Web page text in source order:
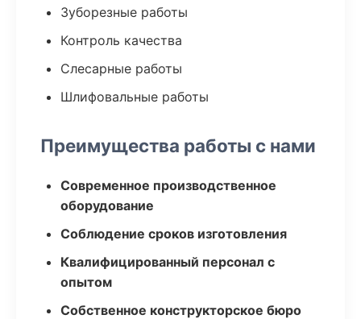
Зуборезные работы
Контроль качества
Слесарные работы
Шлифовальные работы
Преимущества работы с нами
Современное производственное
оборудование
Соблюдение сроков изготовления
Квалифицированный персонал с
опытом
Собственное конструкторское бюро